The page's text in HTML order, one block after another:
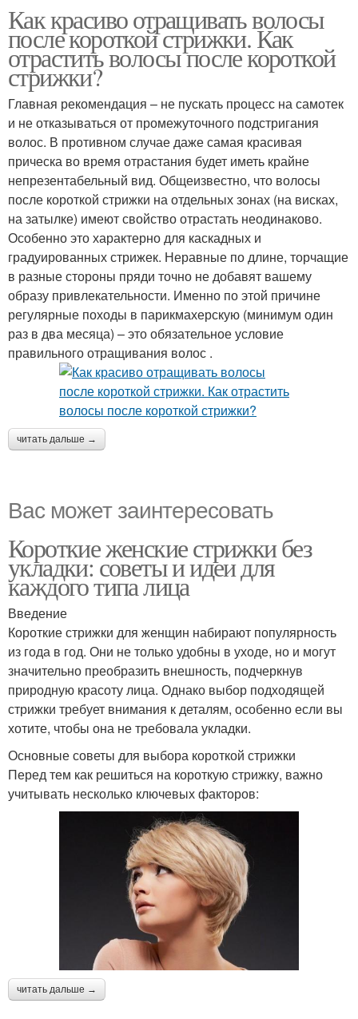
Как красиво отращивать волосы
после короткой стрижки. Как
отрастить волосы после короткой
стрижки?
Главная рекомендация – не пускать процесс на самотек
и не отказываться от промежуточного подстригания
волос. В противном случае даже самая красивая
прическа во время отрастания будет иметь крайне
непрезентабельный вид. Общеизвестно, что волосы
после короткой стрижки на отдельных зонах (на висках,
на затылке) имеют свойство отрастать неодинаково.
Особенно это характерно для каскадных и
градуированных стрижек. Неравные по длине, торчащие
в разные стороны пряди точно не добавят вашему
образу привлекательности. Именно по этой причине
регулярные походы в парикмахерскую (минимум один
раз в два месяца) – это обязательное условие
правильного отращивания волос .
читать дальше →
Вас может заинтересовать
Короткие женские стрижки без
укладки: советы и идеи для
каждого типа лица
Введение
Короткие стрижки для женщин набирают популярность
из года в год. Они не только удобны в уходе, но и могут
значительно преобразить внешность, подчеркнув
природную красоту лица. Однако выбор подходящей
стрижки требует внимания к деталям, особенно если вы
хотите, чтобы она не требовала укладки.
Основные советы для выбора короткой стрижки
Перед тем как решиться на короткую стрижку, важно
учитывать несколько ключевых факторов:
читать дальше →